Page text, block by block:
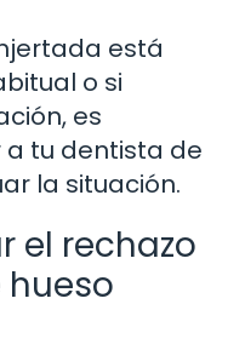
está
o si
es
tu dentista de
la situación.
el rechazo